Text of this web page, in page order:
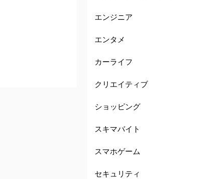
エンジニア
エンタメ
カーライフ
クリエイティブ
ショッピング
スキマバイト
スマホゲーム
セキュリティ